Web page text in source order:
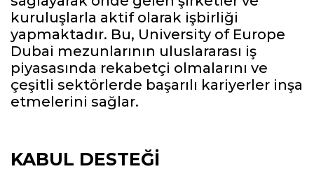
kuruluşlarla aktif olarak işbirliği
yapmaktadır. Bu, University of Europe
Dubai mezunlarının uluslararası iş
piyasasında rekabetçi olmalarını ve
çeşitli sektörlerde başarılı kariyerler inşa
etmelerini sağlar.
KABUL DESTEĞI